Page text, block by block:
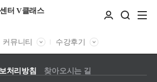
커뮤니티 수강후기
처리방침 찾아오시는 길